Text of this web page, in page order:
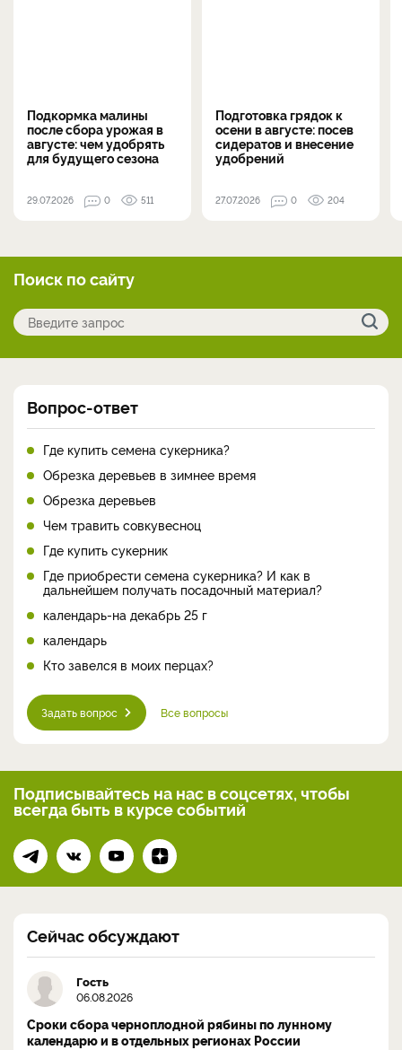
Подкормка малины
после сбора урожая в
августе: чем удобрять
для будущего сезона
29.07.2026 0 511
Подготовка грядок к
осени в августе: посев
сидератов и внесение
удобрений
27.07.2026 0 204
Поиск по сайту
Вопрос-ответ
Где купить семена сукерника?
Обрезка деревьев в зимнее время
Обрезка деревьев
Чем травить совкувесноц
Где купить сукерник
Где приобрести семена сукерника? И как в
дальнейшем получать посадочный материал?
календарь-на декабрь 25 г
календарь
Кто завелся в моих перцах?
Задать вопрос Все вопросы
Подписывайтесь на нас в соцсетях, чтобы
всегдабыть в курсе событий
Сейчас обсуждают
Гость
06.08.2026
Сроки сбора черноплодной рябины по лунному
календарю и в отдельных регионах России